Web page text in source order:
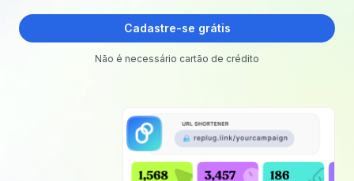
Cadastre-se grátis
Não é necessário cartão de crédito